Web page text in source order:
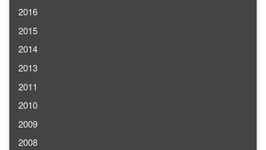
2016
2015
2014
2013
2011
2010
2009
2008